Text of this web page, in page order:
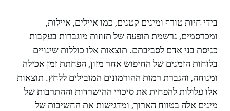
בידי חיות טורף ומינים קטנים, כמו איילים, איילות,
ומכרסמים, נרשמת תופעה של תזוזות מוגברות בעקבות
כניסת בני אדם לסביבתם. תוצאות אלו כוללות שינויים
בלוחות הזמנים של החיפוש אחר מזון, הפחתת זמן אכילה
ומנוחה, והגברת רמות ההורמונים המובילים ללחץ. תוצאות
אלו עלולות להפחית את סיכויי ההישרדות וההתרבות של
מינים אלה בטווח הארוך, ומדגישות את החשיבות של